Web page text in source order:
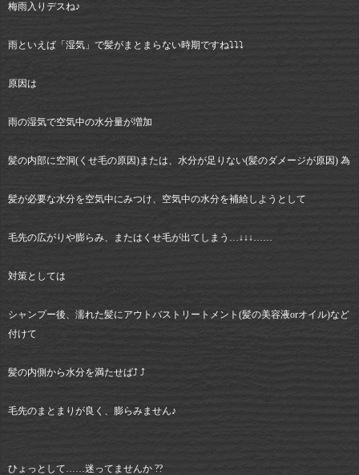
梅雨入りデスね♪
雨といえば「湿気」で髪がまとまらない時期ですね⤵︎⤵︎⤵︎
原因は
雨の湿気で空気中の水分量が増加
髪の内部に空洞(くせ毛の原因)または、水分が足りない(髪のダメージが原因) 為
髪が必要な水分を空気中にみつけ、空気中の水分を補給しようとして
毛先の広がりや膨らみ、またはくせ毛が出てしまう…↓↓↓……
対策としては
シャンプー後、濡れた髪にアウトバストリートメント(髪の美容液orオイル)など
付けて
髪の内側から水分を満たせば⤴︎ ⤴︎
毛先のまとまりが良く、膨らみません♪
ひょっとして……迷ってませんか ??